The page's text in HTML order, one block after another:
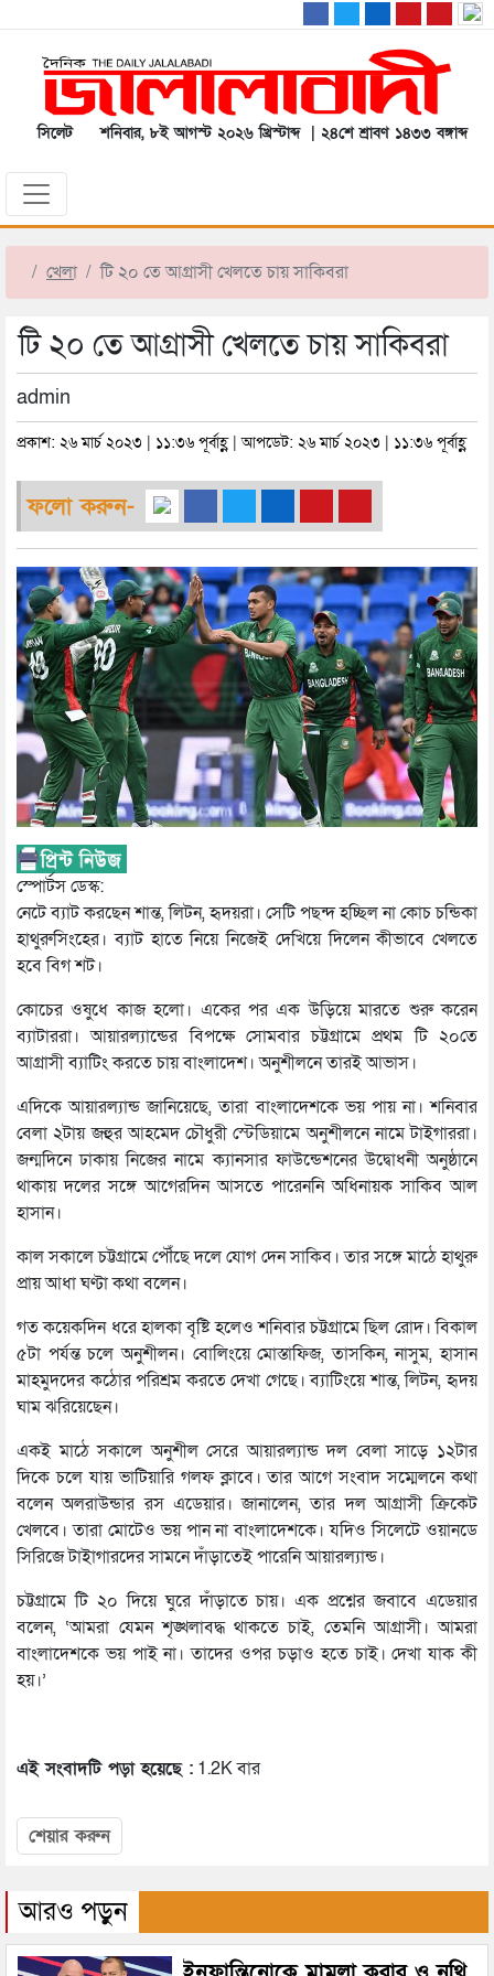
সিলেট শনিবার, ৮ই আগস্ট ২০২৬ খ্রিস্টাব্দ | ২৪শে শ্রাবণ ১৪৩৩ বঙ্গাব্দ
খেলা টি ২০ তে আগ্রাসী খেলতে চায় সাকিবরা
টি ২০ তে আগ্রাসী খেলতে চায় সাকিবরা
admin
প্রকাশ: ২৬ মার্চ ২০২৩ | ১১:৩৬ পূর্বাহ্ণ | আপডেট: ২৬ মার্চ ২০২৩ | ১১:৩৬ পূর্বাহ্ণ
ফলো করুন-
স্পোর্টস ডেস্ক:
নেটে ব্যাট করছেন শান্ত, লিটন, হৃদয়রা। সেটি পছন্দ হচ্ছিল না কোচ চন্ডিকা
হাথুরুসিংহের। ব্যাট হাতে নিয়ে নিজেই দেখিয়ে দিলেন কীভাবে খেলতে
হবে বিগ শট।
কোচের ওষুধে কাজ হলো। একের পর এক উড়িয়ে মারতে শুরু করেন
ব্যাটাররা। আয়ারল্যান্ডের বিপক্ষে সোমবার চট্টগ্রামে প্রথম টি ২০তে
আগ্রাসী ব্যাটিং করতে চায় বাংলাদেশ। অনুশীলনে তারই আভাস।
এদিকে আয়ারল্যান্ড জানিয়েছে, তারা বাংলাদেশকে ভয় পায় না। শনিবার
বেলা ২টায় জহুর আহমেদ চৌধুরী স্টেডিয়ামে অনুশীলনে নামে টাইগাররা।
জন্মদিনে ঢাকায় নিজের নামে ক্যানসার ফাউন্ডেশনের উদ্বোধনী অনুষ্ঠানে
থাকায় দলের সঙ্গে আগেরদিন আসতে পারেননি অধিনায়ক সাকিব আল
হাসান।
কাল সকালে চট্টগ্রামে পৌঁছে দলে যোগ দেন সাকিব। তার সঙ্গে মাঠে হাথুরু
প্রায় আধা ঘণ্টা কথা বলেন।
গত কয়েকদিন ধরে হালকা বৃষ্টি হলেও শনিবার চট্টগ্রামে ছিল রোদ। বিকাল
৫টা পর্যন্ত চলে অনুশীলন। বোলিংয়ে মোস্তাফিজ, তাসকিন, নাসুম, হাসান
মাহমুদদের কঠোর পরিশ্রম করতে দেখা গেছে। ব্যাটিংয়ে শান্ত, লিটন, হৃদয়
ঘাম ঝরিয়েছেন।
একই মাঠে সকালে অনুশীল সেরে আয়ারল্যান্ড দল বেলা সাড়ে ১২টার
দিকে চলে যায় ভাটিয়ারি গলফ ক্লাবে। তার আগে সংবাদ সম্মেলনে কথা
বলেন অলরাউন্ডার রস এডেয়ার। জানালেন, তার দল আগ্রাসী ক্রিকেট
খেলবে। তারা মোটেও ভয় পান না বাংলাদেশকে। যদিও সিলেটে ওয়ানডে
সিরিজে টাইাগারদের সামনে দাঁড়াতেই পারেনি আয়ারল্যান্ড।
চট্টগ্রামে টি ২০ দিয়ে ঘুরে দাঁড়াতে চায়। এক প্রশ্নের জবাবে এডেয়ার
বলেন, ‘আমরা যেমন শৃঙ্খলাবদ্ধ থাকতে চাই, তেমনি আগ্রাসী। আমরা
বাংলাদেশকে ভয় পাই না। তাদের ওপর চড়াও হতে চাই। দেখা যাক কী
হয়।’
এই সংবাদটি পড়া হয়েছে : 1.2K বার
শেয়ার করুন
আরও পড়ুন